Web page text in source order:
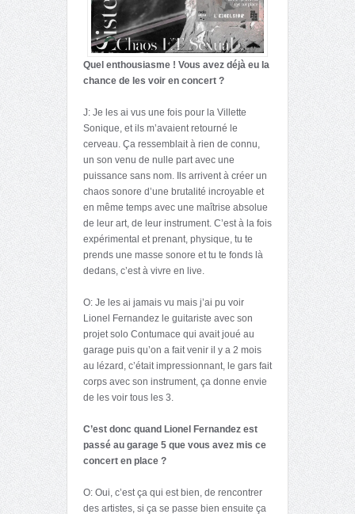
Quel enthousiasme ! Vous avez déjà eu la
chance de les voir en concert ?
J: Je les ai vus une fois pour la Villette
Sonique, et ils m’avaient retourné le
cerveau. Ça ressemblait à rien de connu,
un son venu de nulle part avec une
puissance sans nom. Ils arrivent à créer un
chaos sonore d’une brutalité incroyable et
en même temps avec une maîtrise absolue
de leur art, de leur instrument. C’est à la fois
expérimental et prenant, physique, tu te
prends une masse sonore et tu te fonds là
dedans, c’est à vivre en live.
O: Je les ai jamais vu mais j’ai pu voir
Lionel Fernandez le guitariste avec son
projet solo Contumace qui avait joué au
garage puis qu’on a fait venir il y a 2 mois
au lézard, c’était impressionnant, le gars fait
corps avec son instrument, ça donne envie
de les voir tous les 3.
C’est donc quand Lionel Fernandez est
passé au garage 5 que vous avez mis ce
concert en place ?
O: Oui, c’est ça qui est bien, de rencontrer
des artistes, si ça se passe bien ensuite ça